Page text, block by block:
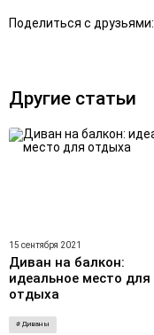
Поделиться с друзьями:
Другие статьи
15 сентября 2021
Диван на балкон:
идеальное место для
отдыха
# Диваны